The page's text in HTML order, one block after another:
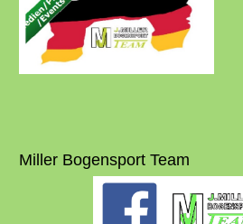
Miller Bogensport Team